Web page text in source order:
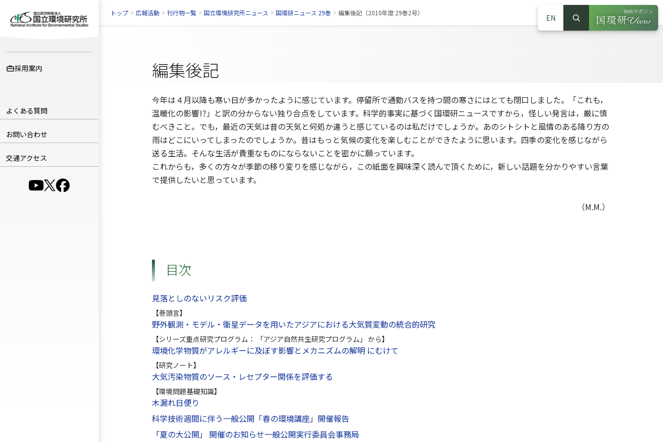
採用案内
よくある質問
お問い合わせ
交通アクセス
（別ウインドウで開きます）
（別ウインドウで開きます）
（別ウインドウで開きます）
EN
サイト内検索
検索
Webマガジン
（別ウインドウ
トップ > 広報活動 > 刊行物一覧 > 国立環境研究所ニュース > 国環研ニュース 29巻 > 編集後記（2010年度 29巻2号）
編集後記
今年は４月以降も寒い日が多かったように感じています。停留所で通勤バスを持つ間の寒さにはとても閉口しました。「これも，
温暖化の影響!?」と訳の分からない独り合点をしています。科学的事実に基づく国環研ニュースですから，怪しい発言は，厳に慎
むべきこと。でも，最近の天気は昔の天気と何処か違うと感じているのは私だけでしょうか。あのシトシトと風情のある降り方の
雨はどこにいってしまったのでしょうか。昔はもっと気候の変化を楽しむことができたように思います。四季の変化を感じながら
送る生活。そんな生活が貴重なものにならないことを密かに願っています。
これからも，多くの方々が季節の移り変りを感じながら，この紙面を興味深く読んで頂くために，新しい話題を分かりやすい言葉
で提供したいと思っています。
（M.M.）
目次
見落としのないリスク評価
【巻頭言】
野外観測・モデル・衛星データを用いたアジアにおける大気質変動の統合的研究
【シリーズ重点研究プログラム： 「アジア自然共生研究プログラム」 から】
環境化学物質がアレルギーに及ぼす影響とメカニズムの解明 にむけて
【研究ノート】
大気汚染物質のソース・レセプター関係を評価する
【環境問題基礎知識】
木漏れ日便り
科学技術週間に伴う一般公開「春の環境講座」開催報告
「夏の大公開」 開催のお知らせ一般公開実行委員会事務局